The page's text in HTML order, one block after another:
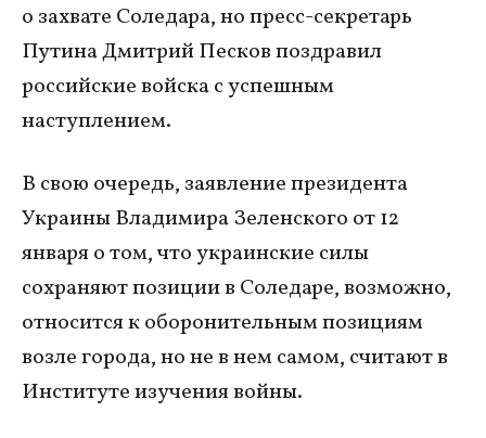
о захвате Соледара, но пресс-секретарь
Путина Дмитрий Песков поздравил
российские войска с успешным
наступлением.
В свою очередь, заявление президента
Украины Владимира Зеленского от 12
января о том, что украинские силы
сохраняют позиции в Соледаре, возможно,
относится к оборонительным позициям
возле города, но не в нем самом, считают в
Институте изучения войны.